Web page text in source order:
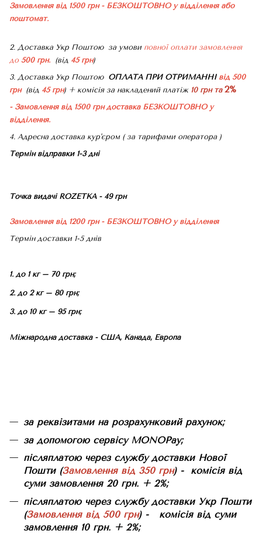
Замовлення від 1500 грн - БЕЗКОШТОВНО у відділення або
поштомат.
2. Доставка Укр Поштою за умови повної оплати замовлення
до 500 грн. (від 45 грн)
3. Доставка Укр ПоштоюОПЛАТА ПРИ ОТРИМАННІ від 500
грн (від 45 грн) + комісія за накладений платіж 10 грн та 2%
- Замовлення від 1500 грн доставка БЕЗКОШТОВНО у
відділення.
4. Адресна доставка кур'єром ( за тарифами оператора )
Термін відправки 1-3 дні
Точка видачі ROZETKA - 49 грн
Замовлення від 1200 грн - БЕЗКОШТОВНО у відділення
Термін доставки 1-5 днів
1. до 1 кг – 70 грн;
2. до 2 кг – 80 грн;
3. до 10 кг – 95 грн;
Міжнародна доставка - США, Канада, Европа
за реквізитами на розрахунковий рахунок;
за допомогою сервісу MONOPay;
післяплатою через службу доставки Нової
Пошти (Замовлення від 350 грн) - комісія від
суми замовлення 20 грн. + 2%;
післяплатою через службу доставки Укр Пошти
(Замовлення від 500 грн) - комісія від суми
замовлення 10 грн. + 2%;